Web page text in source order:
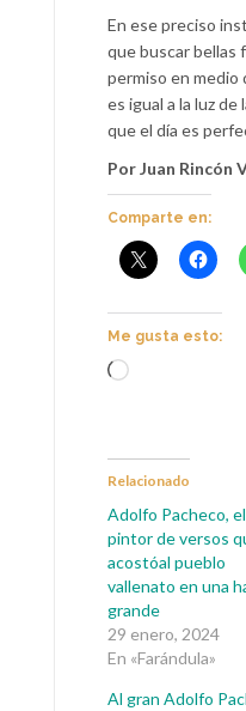
En ese preciso
que buscar bellas
permiso en medio
es igual a la luz
que el día es
Por Juan Rincón
Comparte en:
Me gusta esto:
Cargando...
Relacionado
Adolfo Pacheco, el
pintor de versos
acostóal pueblo
vallenato en una
grande
29 enero, 2024
En «Farándula»
Al gran Adolfo